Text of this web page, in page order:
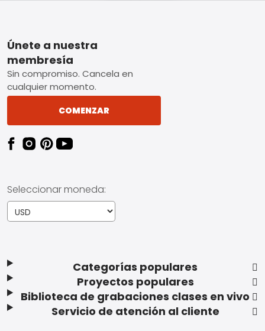
Footer
Categorías populares
Proyectos populares
Biblioteca de grabaciones clases en vivo
Servicio de atención al cliente
Únete a nuestra
membresía
Sin compromiso. Cancela en
cualquier momento.
COMENZAR
Seleccionar moneda: